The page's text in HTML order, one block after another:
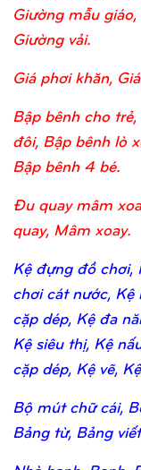
Giường mẫu
Giường vải.
Giá phơi khăn,
Bập bênh cho
đôi, Bập bênh lò
Bập bênh 4 bé.
Đu quay mâm
quay, Mâm xoay.
Kệ đựng đồ chơi,
chơi cát nước, Kệ
cặp dép, Kệ đa
Kệ siêu thị, Kệ
cặp dép, Kệ vẽ,
Bộ mút chữ cái,
Bảng từ, Bảng